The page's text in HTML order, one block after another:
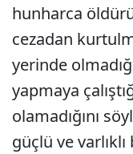
hunharca
cezadan
yerinde
yapmaya
olamadığını
güçlü ve